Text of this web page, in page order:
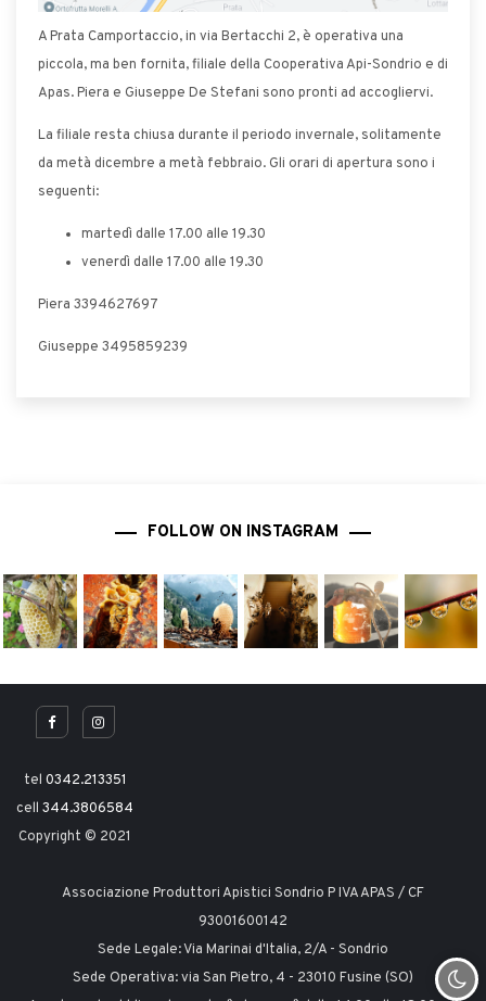
A Prata Camportaccio, in via Bertacchi 2, è operativa una
piccola, ma ben fornita, filiale della Cooperativa Api-Sondrio e di
Apas. Piera e Giuseppe De Stefani sono pronti ad accogliervi.
La filiale resta chiusa durante il periodo invernale, solitamente
da metà dicembre a metà febbraio. Gli orari di apertura sono i
seguenti:
martedì dalle 17.00 alle 19.30
venerdì dalle 17.00 alle 19.30
Piera 3394627697
Giuseppe 3495859239
FOLLOW ON INSTAGRAM
tel 0342.213351
cell 344.3806584
Copyright © 2021
Associazione Produttori Apistici Sondrio P IVA APAS / CF
93001600142
Sede Legale: Via Marinai d'Italia, 2/A - Sondrio
Sede Operativa: via San Pietro, 4 - 23010 Fusine (SO)